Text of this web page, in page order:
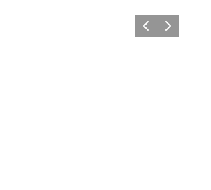
ForrigeNæste